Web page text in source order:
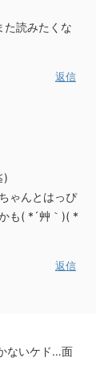
読みたくな
返信
ゃんとはっぴ
も( *´艸｀)( *
返信
ないケド…面